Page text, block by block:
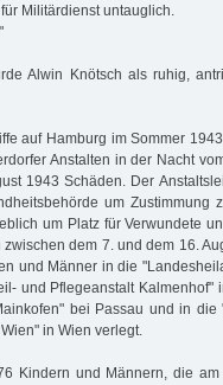
Militärdienst untauglich.
Alwin Knötsch als ruhig,
auf Hamburg im Sommer
Anstalten in der Nacht
1943 Schäden. Der
um Zustimmung
um Platz für Verwundete
dem 7. und dem 16.
und Männer in die
und Pflegeanstalt Kalmenhof"
bei Passau und in die
in Wien verlegt.
Kindern und Männern, die